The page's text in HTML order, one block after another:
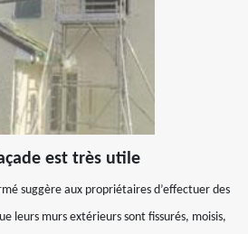
est très utile
suggère aux propriétaires d’effectuer des
leurs murs extérieurs sont fissurés, moisis,